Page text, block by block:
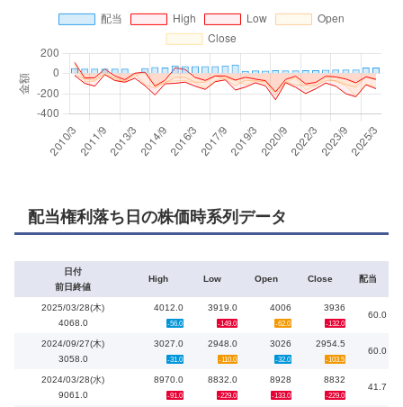
配当権利落ち日の株価時系列データ
日付
前日終値
High Low Open Close 配当
2025/03/28(木)
4068.0
4012.0
-56.0
3919.0
-149.0
4006
-62.0
3936
-132.0
60.0
2024/09/27(木)
3058.0
3027.0
-31.0
2948.0
-110.0
3026
-32.0
2954.5
-103.5
60.0
2024/03/28(水)
9061.0
8970.0
-91.0
8832.0
-229.0
8928
-133.0
8832
-229.0
41.7